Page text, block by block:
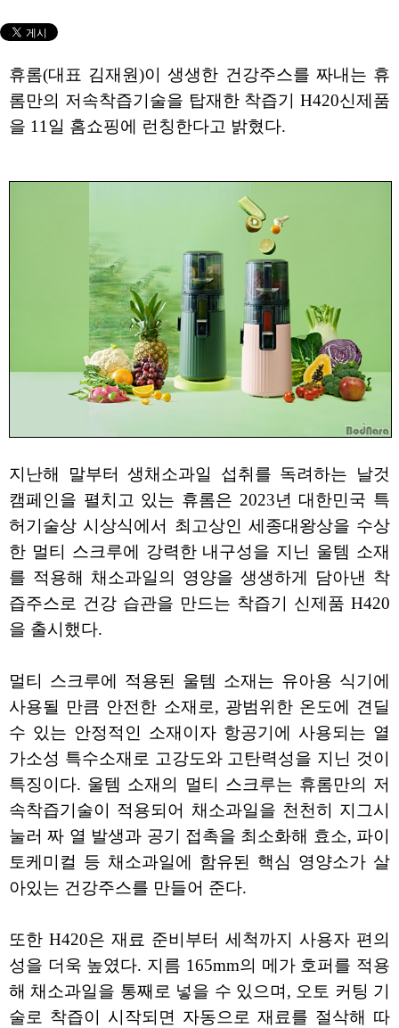
휴롬(대표 김재원)이 생생한 건강주스를 짜내는 휴
롬만의 저속착즙기술을 탑재한 착즙기 H420신제품
을 11일 홈쇼핑에 런칭한다고 밝혔다.
지난해 말부터 생채소과일 섭취를 독려하는 날것
캠페인을 펼치고 있는 휴롬은 2023년 대한민국 특
허기술상 시상식에서 최고상인 세종대왕상을 수상
한 멀티 스크루에 강력한 내구성을 지닌 울템 소재
를 적용해 채소과일의 영양을 생생하게 담아낸 착
즙주스로 건강 습관을 만드는 착즙기 신제품 H420
을 출시했다.
멀티 스크루에 적용된 울템 소재는 유아용 식기에
사용될 만큼 안전한 소재로, 광범위한 온도에 견딜
수 있는 안정적인 소재이자 항공기에 사용되는 열
가소성 특수소재로 고강도와 고탄력성을 지닌 것이
특징이다. 울템 소재의 멀티 스크루는 휴롬만의 저
속착즙기술이 적용되어 채소과일을 천천히 지그시
눌러 짜 열 발생과 공기 접촉을 최소화해 효소, 파이
토케미컬 등 채소과일에 함유된 핵심 영양소가 살
아있는 건강주스를 만들어 준다.
또한 H420은 재료 준비부터 세척까지 사용자 편의
성을 더욱 높였다. 지름 165mm의 메가 호퍼를 적용
해 채소과일을 통째로 넣을 수 있으며, 오토 커팅 기
술로 착즙이 시작되면 자동으로 재료를 절삭해 따